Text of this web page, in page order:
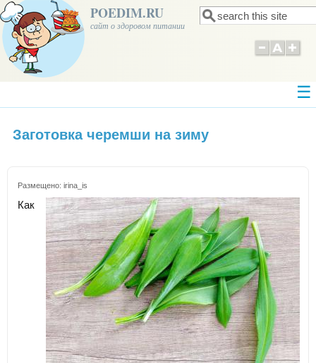
POEDIM.RU
сайт о здоровом питании Форма поиска
Поиск
Заготовка черемши на зиму
Размещено: irina_is
Как